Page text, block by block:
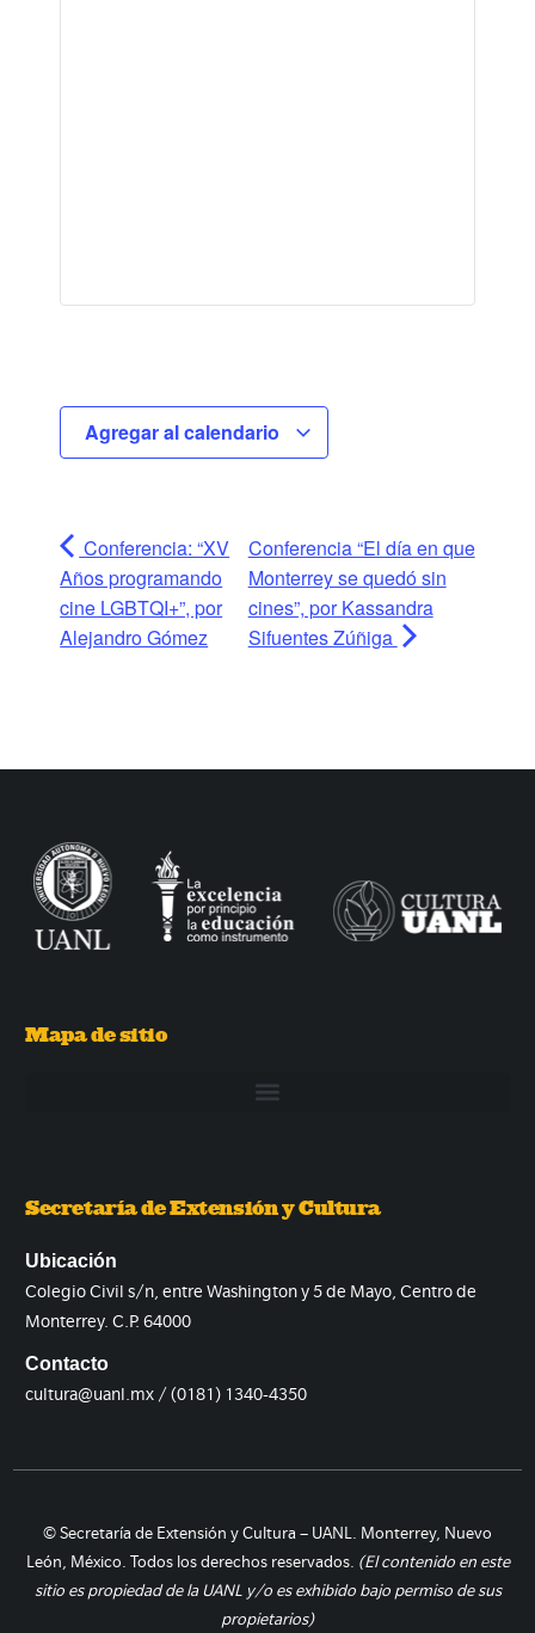
Agregar al calendario
Conferencia: “XV
Años programando
cine LGBTQI+”, por
Alejandro Gómez
Conferencia “El día en que
Monterrey se quedó sin
cines”, por Kassandra
Sifuentes Zúñiga
Mapa de sitio
Secretaría de Extensión y Cultura
Ubicación
Colegio Civil s/n, entre Washington y 5 de Mayo, Centro de
Monterrey. C.P. 64000
Contacto
cultura@uanl.mx / (0181) 1340-4350
© Secretaría de Extensión y Cultura – UANL. Monterrey, Nuevo
León, México. Todos los derechos reservados. (El contenido en este
sitio es propiedad de la UANL y/o es exhibido bajo permiso de sus
propietarios)